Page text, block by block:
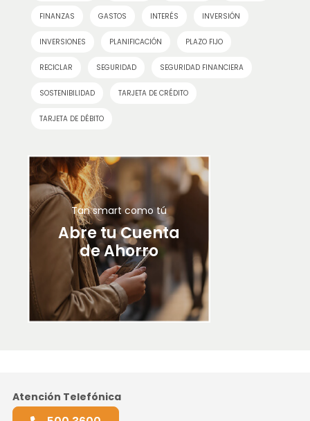
FINANZAS GASTOS INTERÉS INVERSIÓN
INVERSIONES PLANIFICACIÓN PLAZO FIJO
RECICLAR SEGURIDAD SEGURIDAD FINANCIERA
SOSTENIBILIDAD TARJETA DE CRÉDITO
TARJETA DE DÉBITO
Tan smart como tú
Abre tu Cuenta
de Ahorro
Atención Telefónica